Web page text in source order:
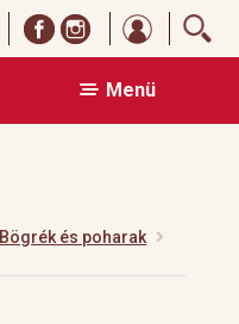
Menü
Bögrék és poharak